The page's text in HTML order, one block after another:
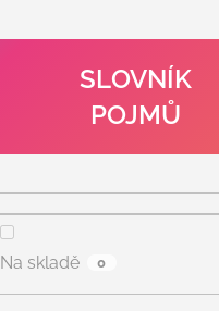
SLOVNÍK
POJMŮ
Na skladě 0